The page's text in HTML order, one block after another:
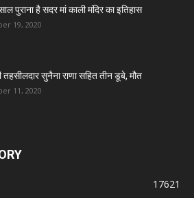
पुराना है सदर मां काली मंदिर का इतिहास
19, 2020
सुनैना राणा सहित तीन डूबे, मौत
11, 2020
17621